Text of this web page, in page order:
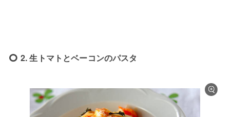
2. 生トマトとベーコンのパスタ